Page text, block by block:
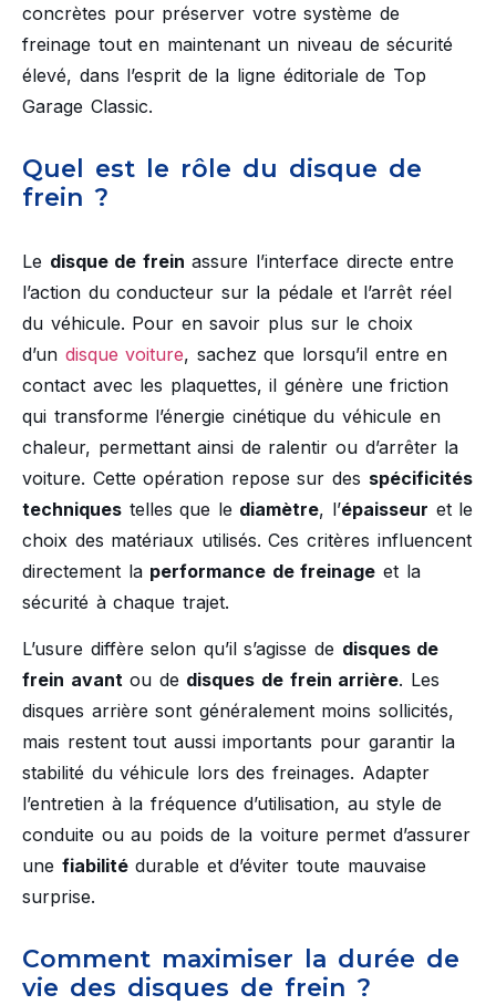
concrètes pour préserver votre système de
freinage tout en maintenant un niveau de sécurité
élevé, dans l’esprit de la ligne éditoriale de Top
Garage Classic.
Quel est le rôle du disque de
frein ?
Le disque de frein assure l’interface directe entre
l’action du conducteur sur la pédale et l’arrêt réel
du véhicule. Pour en savoir plus sur le choix
d’un disque voiture, sachez que lorsqu’il entre en
contact avec les plaquettes, il génère une friction
qui transforme l’énergie cinétique du véhicule en
chaleur, permettant ainsi de ralentir ou d’arrêter la
voiture. Cette opération repose sur des spécificités
techniques telles que le diamètre, l’épaisseur et le
choix des matériaux utilisés. Ces critères influencent
directement la performance de freinage et la
sécurité à chaque trajet.
L’usure diffère selon qu’il s’agisse de disques de
frein avantou de disques de frein arrière. Les
disques arrière sont généralement moins sollicités,
mais restent tout aussi importants pour garantir la
stabilité du véhicule lors des freinages. Adapter
l’entretien à la fréquence d’utilisation, au style de
conduite ou au poids de la voiture permet d’assurer
une fiabilitédurable et d’éviter toute mauvaise
surprise.
Comment maximiser la durée de
vie des disques de frein ?